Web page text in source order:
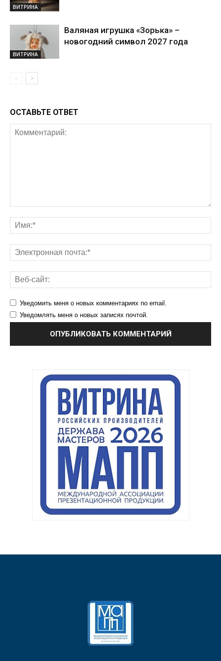
ВИТРИНА
ВИТРИНА
Валяная игрушка «Зорька» –
новогодний символ 2027 года
ОСТАВЬТЕ ОТВЕТ
Уведомить меня о новых комментариях по email.
Уведомлять меня о новых записях почтой.